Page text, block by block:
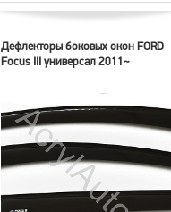
Дефлекторы боковых окон FORD
Focus III универсал 2011~